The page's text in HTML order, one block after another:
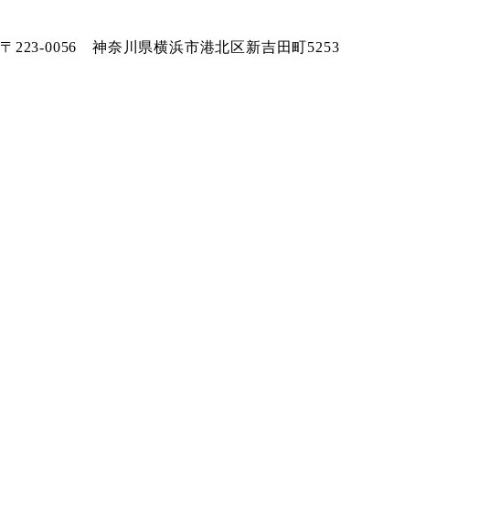
〒223-0056 神奈川県横浜市港北区新吉田町5253